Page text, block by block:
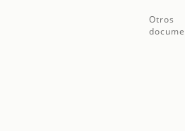
Otros